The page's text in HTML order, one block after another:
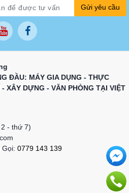
Gửi yêu cầu
ĐẦU: MÁY GIA DỤNG - THỰC
XÂY DỰNG - VĂN PHÒNG TẠI VIỆT
- thứ 7)
Gọi: 0779 143 139